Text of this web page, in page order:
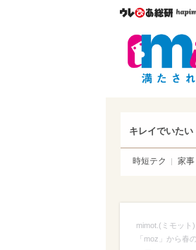
ウ
キレイでいたい
時短テク 家事
mimot.(ミモット)
「moz」から春